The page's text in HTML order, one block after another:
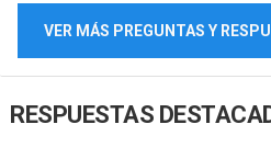
VER MÁS PREGUNTAS Y
RESPUESTAS